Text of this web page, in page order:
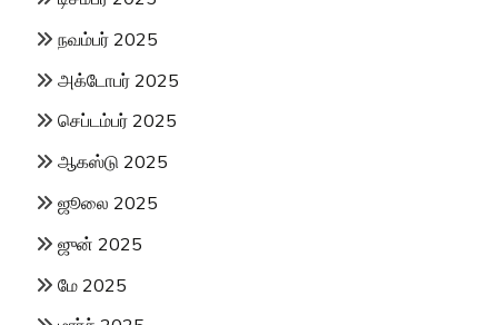
நவம்பர் 2025
அக்டோபர் 2025
செப்டம்பர் 2025
ஆகஸ்டு 2025
ஜூலை 2025
ஜுன் 2025
மே 2025